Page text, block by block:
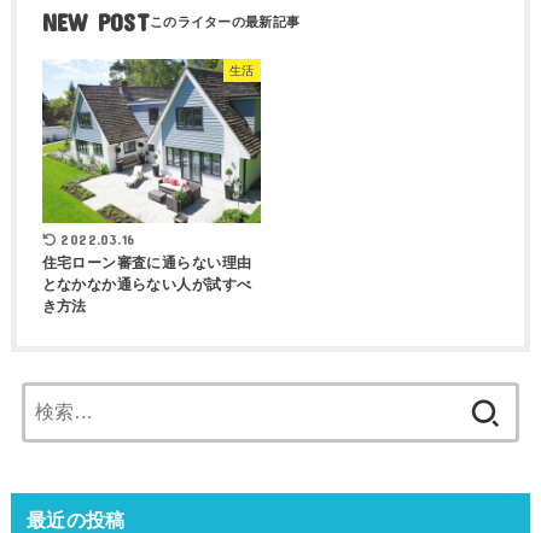
NEW POST
生活
2022.03.16
住宅ローン審査に通らない理由
となかなか通らない人が試すべ
き方法
最近の投稿